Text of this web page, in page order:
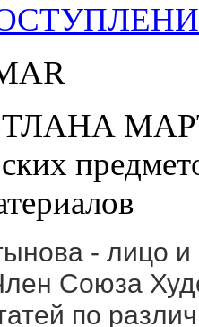
- лицо
Союза
по